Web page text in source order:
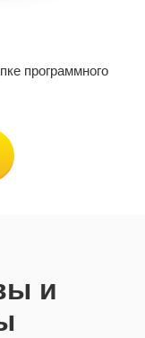
программного
и